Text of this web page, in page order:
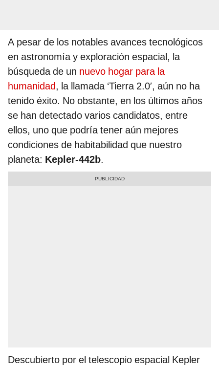
A pesar de los notables avances tecnológicos
en astronomía y exploración espacial, la
búsqueda de un nuevo hogar para la
humanidad, la llamada ‘Tierra 2.0′, aún no ha
tenido éxito. No obstante, en los últimos años
se han detectado varios candidatos, entre
ellos, uno que podría tener aún mejores
condiciones de habitabilidad que nuestro
planeta: Kepler-442b.
Descubierto por el telescopio espacial Kepler